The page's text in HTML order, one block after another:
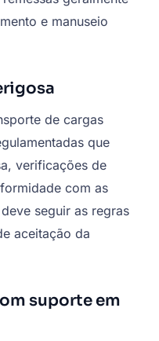
e manuseio
de cargas
que
verificações de
com as
seguir as regras
aceitação da
suporte em